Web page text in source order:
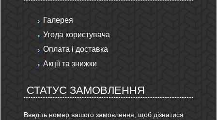
Галерея
Угода користувача
Оплата і доставка
Акції та знижки
СТАТУС ЗАМОВЛЕННЯ
Введіть номер вашого замовлення, щоб дізнатися